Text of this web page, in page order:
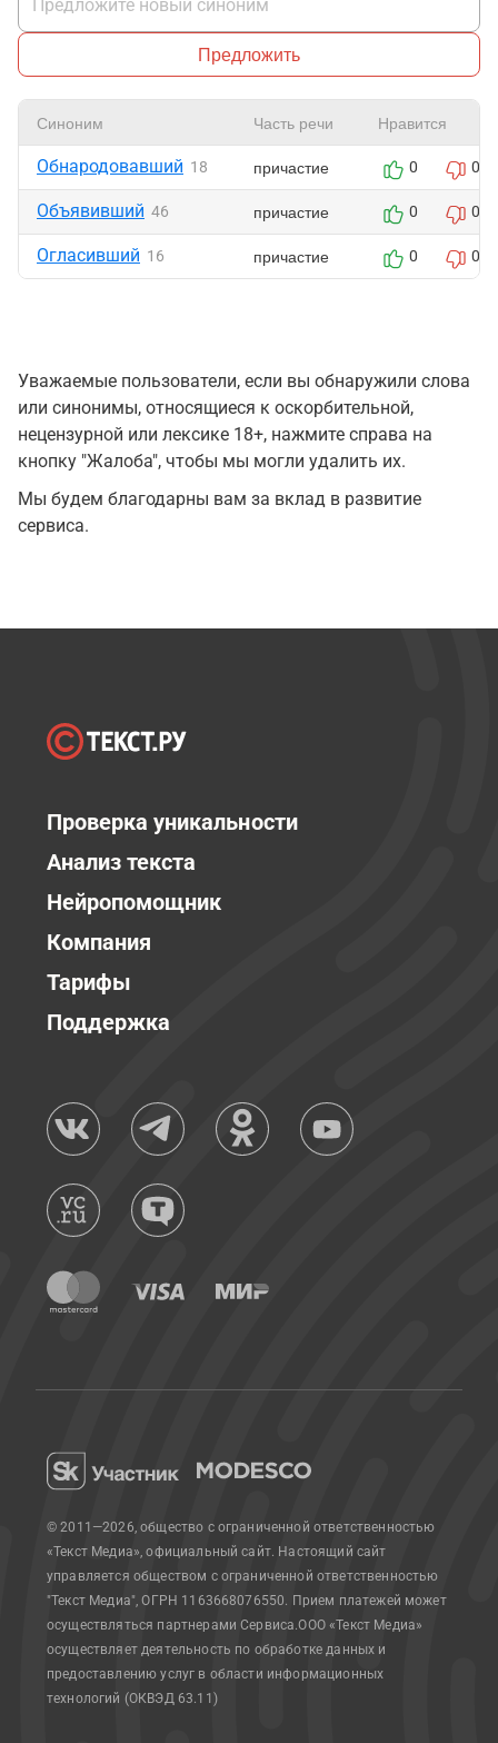
Предложить
Синоним Часть речи Нравится
Обнародовавший 18 причастие 0 0
Объявивший 46 причастие 0 0
Огласивший 16 причастие 0 0
Уважаемые пользователи, если вы обнаружили слова
или синонимы, относящиеся к оскорбительной,
нецензурной или лексике 18+, нажмите справа на
кнопку "Жалоба", чтобы мы могли удалить их.
Мы будем благодарны вам за вклад в развитие
сервиса.
Проверка уникальности
Анализ текста
Нейропомощник
Компания
Тарифы
Поддержка
© 2011—2026, общество с ограниченной ответственностью
«Текст Медиа», официальный сайт. Настоящий сайт
управляется обществом с ограниченной ответственностью
"Текст Медиа", ОГРН 1163668076550. Прием платежей может
осуществляться партнерами Сервиса.ООО «Текст Медиа»
осуществляет деятельность по обработке данных и
предоставлению услуг в области информационных
технологий (ОКВЭД 63.11)